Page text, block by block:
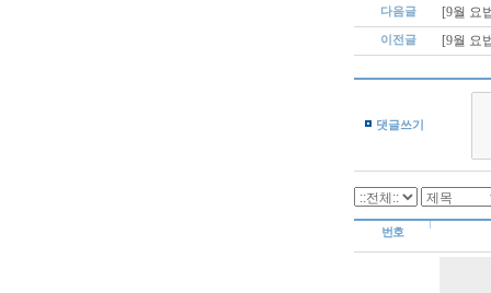
다음글 [9월 요
이전글 [9월 요
댓글쓰기
번호